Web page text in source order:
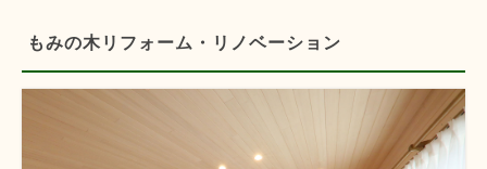
もみの木リフォーム・リノベーション